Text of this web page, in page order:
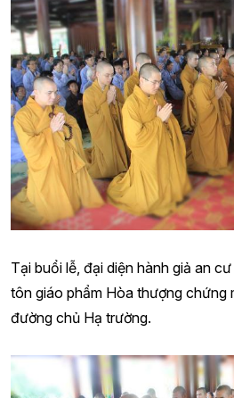
Tại buổi lễ, đại diện hành giả an
tôn giáo phẩm Hòa thượng chứng
đường chủ Hạ trường.